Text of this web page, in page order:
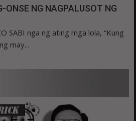
ONSE NG NAGPALUSOT NG
SABI nga ng ating mga lola, “Kung
may...